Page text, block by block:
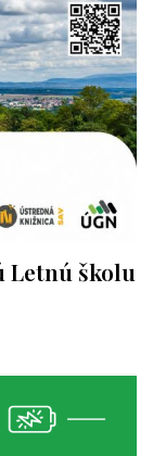
Letnú školu